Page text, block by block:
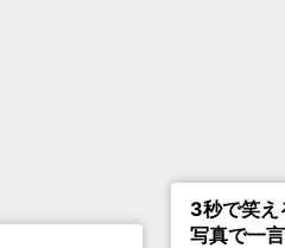
3秒で笑え
写真で一